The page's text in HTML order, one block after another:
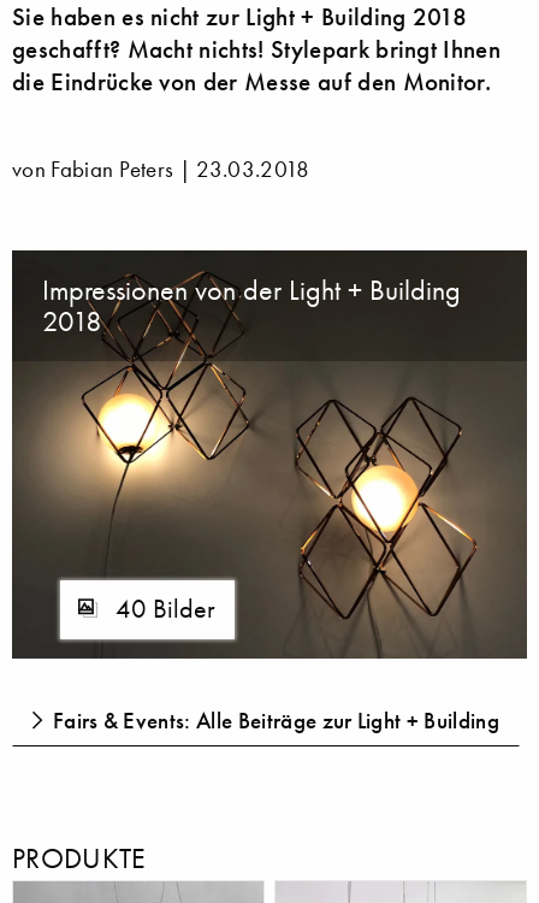
Sie haben es nicht zur Light + Building 2018
geschafft? Macht nichts! Stylepark bringt Ihnen
die Eindrücke von der Messe auf den Monitor.
von Fabian Peters | 23.03.2018
Impressionen von der Light + Building
2018
40 Bilder
Fairs & Events: Alle Beiträge zur Light + Building
PRODUKTE